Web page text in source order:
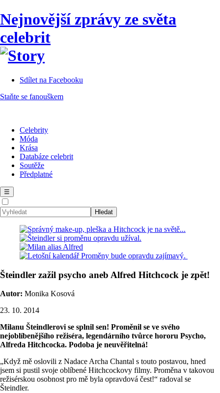
Nejnovější zprávy ze světa
celebrit
Sdílet na Facebooku
Staňte se fanouškem
Celebrity
Móda
Krása
Databáze celebrit
Soutěže
Předplatné
☰
Šteindler zažil psycho aneb Alfred Hitchcock je zpět!
Autor: Monika Kosová
23. 10. 2014
Milanu Šteindlerovi se splnil sen! Proměnil se ve svého
nejoblíbenějšího režiséra, legendárního tvůrce hororu Psycho,
Alfreda Hitchcocka. Podoba je neuvěřitelná!
„Když mě oslovili z Nadace Archa Chantal s touto postavou, hned
jsem si pustil svoje oblíbené Hitchcockovy filmy. Proměna v takovou
režisérskou osobnost pro mě byla opravdová čest!“ radoval se
Šteindler.